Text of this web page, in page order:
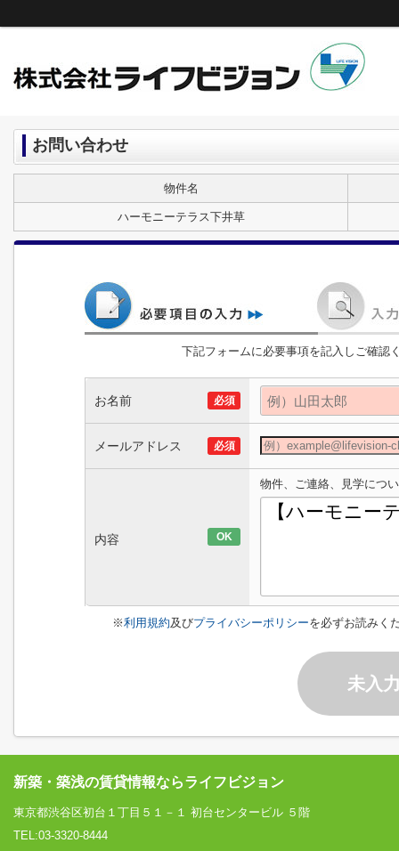
お問い合わせ
物件名
ハーモニーテラス下井草
下記フォームに必要事項を記入しご確認
お名前 必須
メールアドレス 必須
内容 OK
物件、ご連絡、見学につ
※利用規約及びプライバシーポリシーを必ずお読みく
未入
新築・築浅の賃貸情報ならライフビジョン
東京都渋谷区初台１丁目５１－１ 初台センタービル ５階
TEL:03-3320-8444